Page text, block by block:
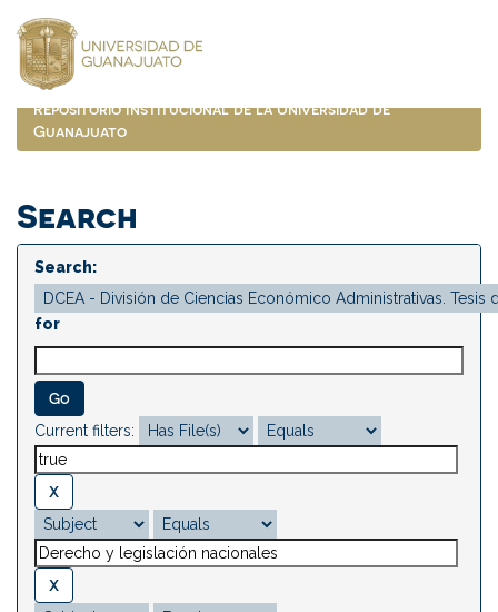
navigation
Repositorio Institucional de la Universidad de
Guanajuato
Search
Search:
for
Current filters: